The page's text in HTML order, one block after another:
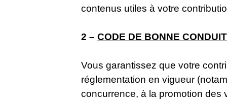
contenus utiles à votre
2 – CODE DE BONNE
Vous garantissez que votre
réglementation en vigueur
concurrence, à la promotion des